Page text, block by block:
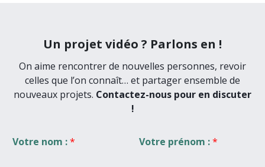
Un projet vidéo ? Parlons en !
On aime rencontrer de nouvelles personnes, revoir
celles que l’on connaît… et partager ensemble de
nouveaux projets. Contactez-nous pour en discuter
!
Votre nom :* Votre prénom :*